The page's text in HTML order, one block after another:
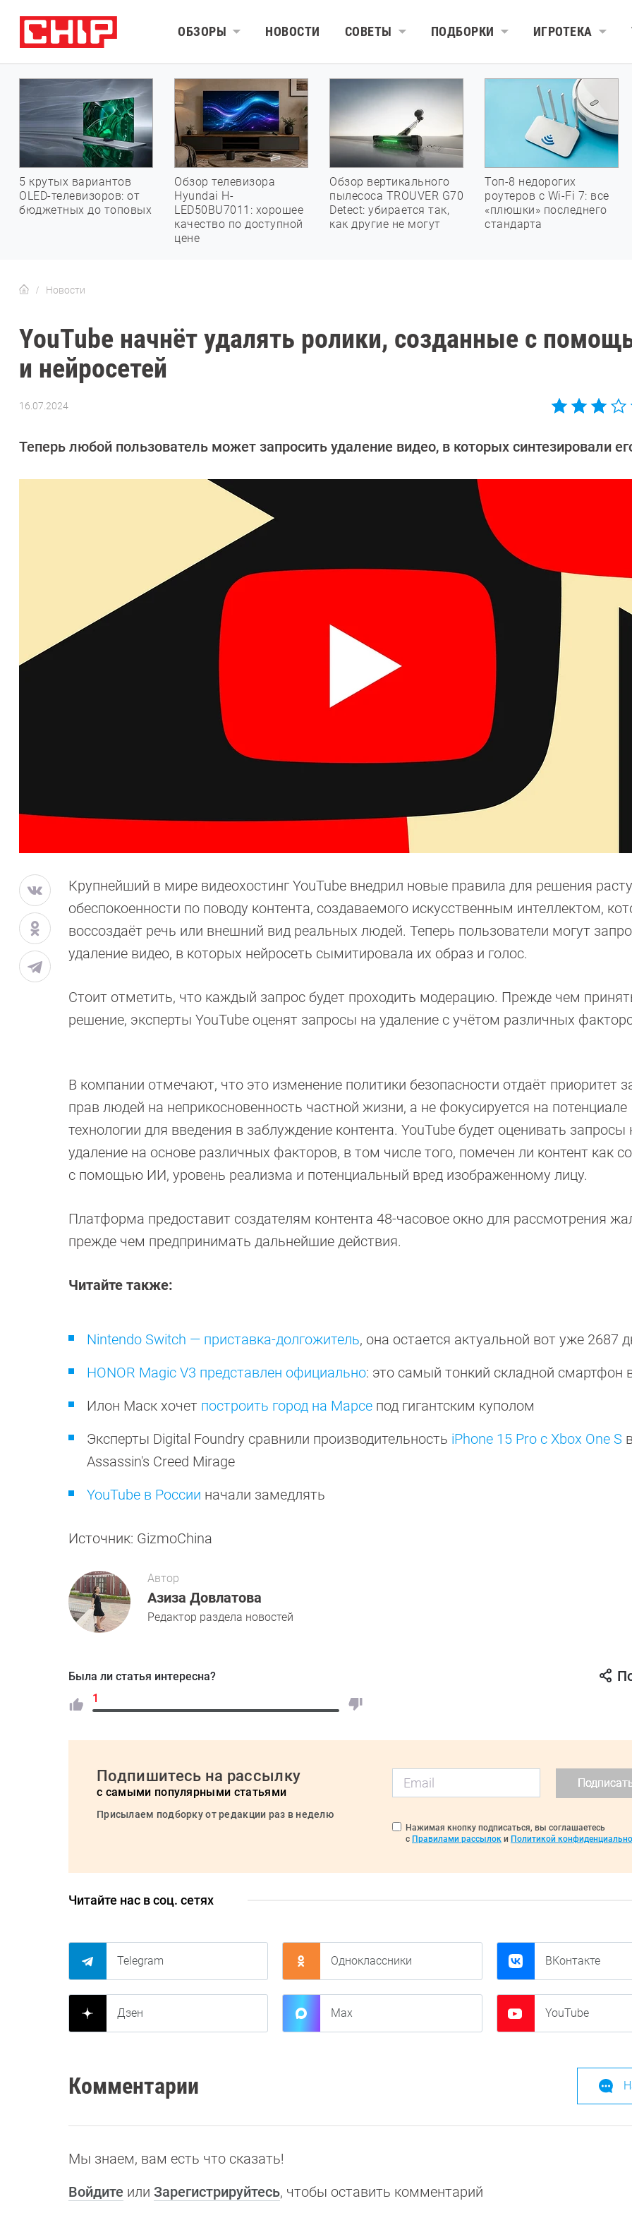
ОБЗОРЫ НОВОСТИ СОВЕТЫ ПОДБОРКИ ИГРОТЕКА
5 крутых вариантов
OLED-телевизоров: от
бюджетных до топовых
Обзор телевизора
Hyundai H-
LED50BU7011: хорошее
качество по доступной
цене
Обзор вертикального
пылесоса TROUVER G70
Detect: убирается так,
как другие не могут
Топ-8 недорогих
роутеров с Wi-Fi 7: все
«плюшки» последнего
стандарта
Новости
YouTube начнёт удалять ролики, созданные с
и нейросетей
16.07.2024
Довлатова
Теперь любой пользователь может запросить удаление видео, в которых синтезировали
Крупнейший в мире видеохостинг YouTube внедрил новые правила для решения
обеспокоенности по поводу контента, создаваемого искусственным интеллектом,
воссоздаёт речь или внешний вид реальных людей. Теперь пользователи могут
удаление видео, в которых нейросеть сымитировала их образ и голос.
Стоит отметить, что каждый запрос будет проходить модерацию. Прежде чем
решение, эксперты YouTube оценят запросы на удаление с учётом различных
В компании отмечают, что это изменение политики безопасности отдаёт приоритет
прав людей на неприкосновенность частной жизни, а не фокусируется на потенциале
технологии для введения в заблуждение контента. YouTube будет оценивать запросы
удаление на основе различных факторов, в том числе того, помечен ли контент как
с помощью ИИ, уровень реализма и потенциальный вред изображенному лицу.
Платформа предоставит создателям контента 48-часовое окно для рассмотрения
прежде чем предпринимать дальнейшие действия.
Читайте также:
Nintendo Switch — приставка-долгожитель, она остается актуальной вот уже 2687
HONOR Magic V3 представлен официально: это самый тонкий складной смартфон
Илон Маск хочет построить город на Марсе под гигантским куполом
Эксперты Digital Foundry сравнили производительность iPhone 15 Pro с Xbox One S в
Assassin's Creed Mirage
YouTube в России начали замедлять
Источник: GizmoChina
Автор
Азиза Довлатова
Редактор раздела новостей
Была ли статья интересна?
1
Подпишитесь на рассылку
с самыми популярными статьями
Присылаем подборку от редакции раз в неделю
Нажимая кнопку подписаться, вы соглашаетесь
с Правилами рассылок и Политикой
Читайте нас в соц. сетях
Telegram Одноклассники ВКонтакте
Дзен Max YouTube
Комментарии
Мы знаем, вам есть что сказать!
Войдите или Зарегистрируйтесь, чтобы оставить комментарий